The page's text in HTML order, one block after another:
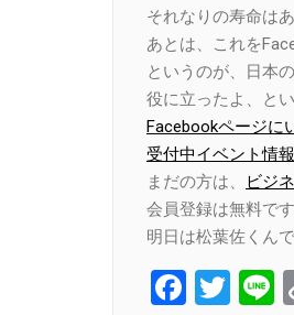
それなりの寿命は
あとは、これを
というのが、日本
役に立ったよ、と
Facebookページに
受付中イベント情
まだの方は、
ビジ
会員登録は無料です
明日は松葉佐くんで